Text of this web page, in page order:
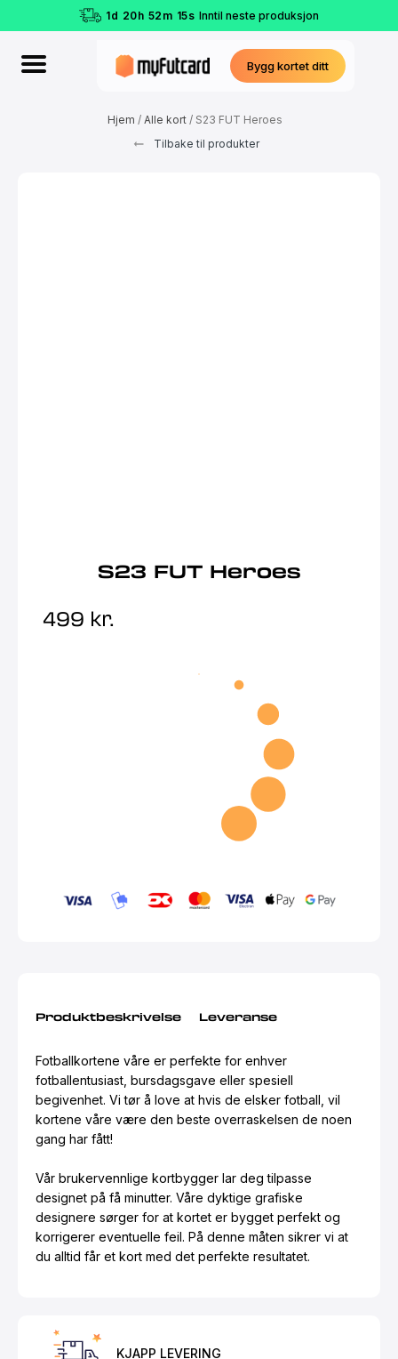
1d 20h 52 m 14s Inntil neste produksjon
Bygg kortet ditt
Hjem / Alle kort/ S23 FUT Heroes
Tilbake til produkter
S23 FUT Heroes
499 kr.
Produktbeskrivelse Leveranse
Fotballkortene våre er perfekte for enhver
fotballentusiast, bursdagsgave eller spesiell
begivenhet. Vi tør å love at hvis de elsker fotball, vil
kortene våre være den beste overraskelsen de noen
gang har fått!
Vår brukervennlige kortbygger lar deg tilpasse
designet på få minutter. Våre dyktige grafiske
designere sørger for at kortet er bygget perfekt og
korrigerer eventuelle feil. På denne måten sikrer vi at
du alltid får et kort med det perfekte resultatet.
KJAPP LEVERING